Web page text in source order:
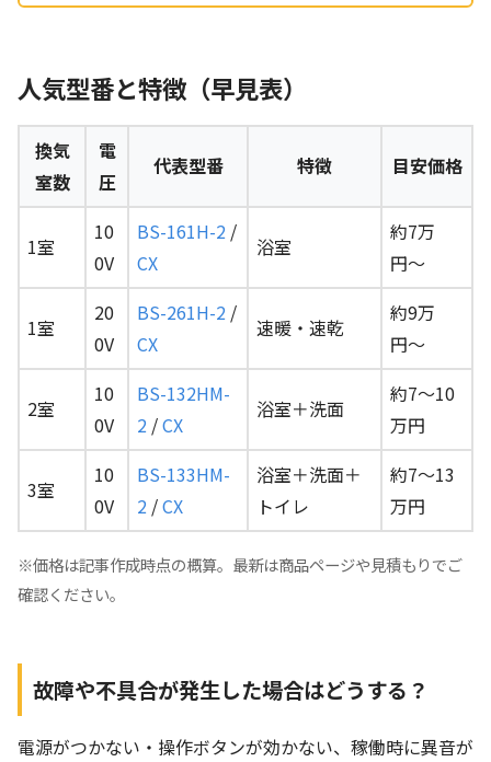
人気型番と特徴（早見表）
換気
室数
電
圧
代表型番 特徴 目安価格
1室
10
0V
BS-161H-2 /
CX
浴室
約7万
円〜
1室
20
0V
BS-261H-2 /
CX
速暖・速乾
約9万
円〜
2室
10
0V
BS-132HM-
2 /CX
浴室＋洗面
約7〜10
万円
3室
10
0V
BS-133HM-
2 /CX
浴室＋洗面＋
トイレ
約7〜13
万円
※価格は記事作成時点の概算。最新は商品ページや見積もりでご
確認ください。
故障や不具合が発生した場合はどうする？
電源がつかない・操作ボタンが効かない、稼働時に異音が